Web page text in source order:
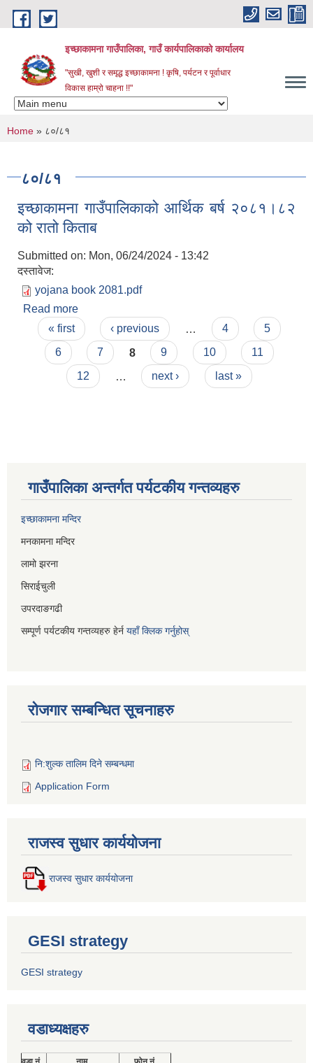
Skip to main content
इच्छाकामना गाउँपालिका, गाउँ कार्यपालिकाको कार्यालय
"सुखी, खुशी र समृद्ध इच्छाकामना ! कृषि, पर्यटन र पूर्वाधार
विकास हाम्रो चाहना !!"
You are here
Home » ८०/८१
८०/८१
इच्छाकामना गाउँपालिकाको आर्थिक बर्ष २०८१।८२
को रातो किताब
Submitted on: Mon, 06/24/2024 - 13:42
दस्तावेज:
yojana book 2081.pdf
Read more
को रातो किताब
Pages
« first ‹ previous 4
5
6
7 8 9 10
11
12
next › last »
गाउँपालिका अन्तर्गत पर्यटकीय गन्तव्यहरु
इच्छाकामना मन्दिर
मनकामना मन्दिर
लामो झरना
सिराईचुली
उपरदाङगढी
सम्पूर्ण पर्यटकीय गन्तव्यहरु हेर्न यहाँ क्लिक गर्नुहोस्
रोजगार सम्बन्धित सूचनाहरु
नि:शुल्क तालिम दिने सम्बन्धमा
Application Form
राजस्व सुधार कार्ययोजना
राजस्व सुधार कार्ययोजना
GESI strategy
GESI strategy
वडाध्यक्षहरु